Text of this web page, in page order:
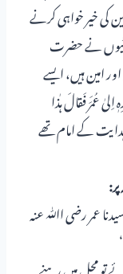
خیر خواہی کرنے
نے حضرت
امین ہیں، ایسے
عُمَرَ فَقالَ ہٰذا
کے امام تھے
عمر رضی اﷲ عنہ